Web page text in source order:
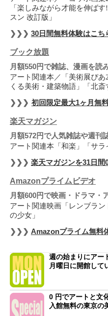
「楽しみながら才能を伸ば
スン 改訂版」
❯❯❯ 30日間無料体験はこち
ブック放題
月額550円で雑誌、漫画を読
アート関連本／「美術展ぴ
くる美術・建築物語」「北斎
❯❯❯ 初回限定最大1ヶ月無
楽天マガジン
月額572円で人気雑誌や週刊
アート関連本「和楽」「サ
❯❯❯ 楽天マガジンを31日間
Amazonプライムビデオ
月額600円で映画・ドラマ・
アート関連映画「レンブラ
の少女」
❯❯❯ Amazonプライム無料
週の始まりにアー
月曜日に開館して
0 円でアートと文
入館無料の東京の